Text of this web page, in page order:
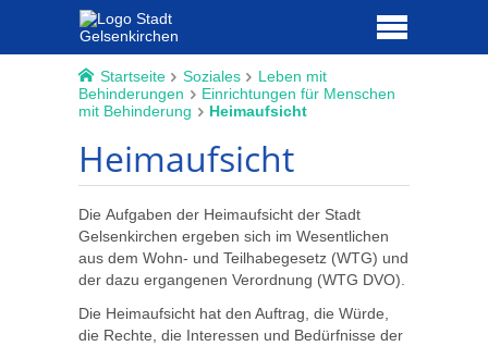
Startseite Soziales
Leben mit
Behinderungen
Einrichtungen für Menschen
mit Behinderung
Heimaufsicht
Heimaufsicht
Die Aufgaben der Heimaufsicht der Stadt
Gelsenkirchen ergeben sich im Wesentlichen
aus dem Wohn- und Teilhabegesetz (WTG) und
der dazu ergangenen Verordnung (WTG DVO).
Die Heimaufsicht hat den Auftrag, die Würde,
die Rechte, die Interessen und Bedürfnisse der